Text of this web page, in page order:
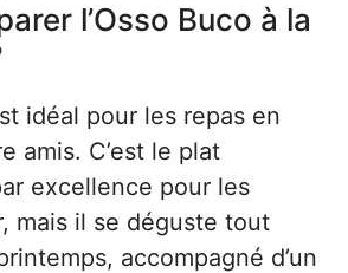
l’Osso Buco à la
idéal pour les repas en
amis. C’est le plat
excellence pour les
mais il se déguste tout
accompagné d’un